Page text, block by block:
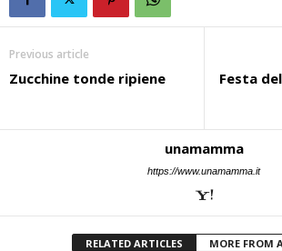
Previous article
Zucchine tonde ripiene
Festa
unamamma
https://www.unamamma.it
RELATED ARTICLES MORE FROM